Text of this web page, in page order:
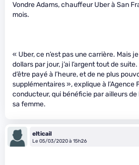
Vondre Adams, chauffeur Uber à San
mois.
« Uber, ce n’est pas une carrière. Mais
dollars par jour, j’ai l’argent tout de
d’être payé à l’heure, et de ne plus
supplémentaires », explique à l’Agence
conducteur, qui bénéficie par ailleurs
sa femme.
elticail
Le 05/03/2020 à 15h26